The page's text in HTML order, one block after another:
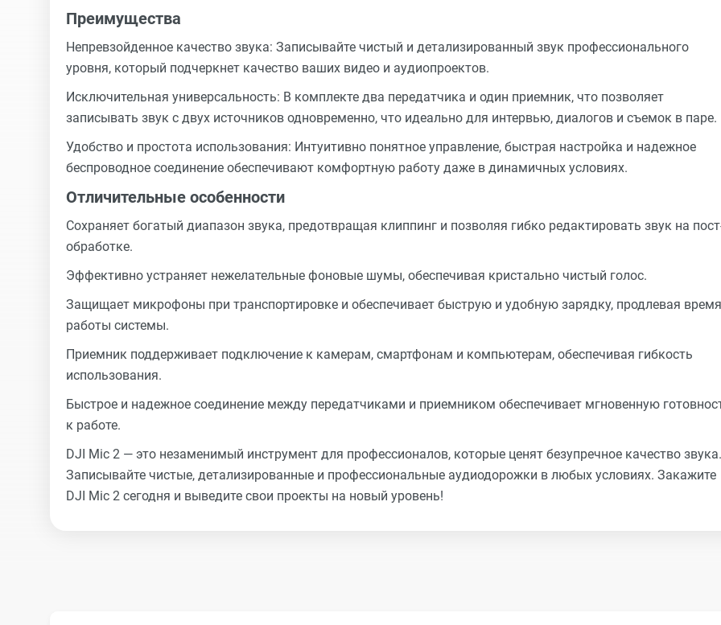
Преимущества
Непревзойденное качество звука: Записывайте чистый и детализированный звук профессионального
уровня, который подчеркнет качество ваших видео и аудиопроектов.
Исключительная универсальность: В комплекте два передатчика и один приемник, что позволяет
записывать звук с двух источников одновременно, что идеально для интервью, диалогов и съемок в паре.
Удобство и простота использования: Интуитивно понятное управление, быстрая настройка и надежное
беспроводное соединение обеспечивают комфортную работу даже в динамичных условиях.
Отличительные особенности
Сохраняет богатый диапазон звука, предотвращая клиппинг и позволяя гибко редактировать звук на
обработке.
Эффективно устраняет нежелательные фоновые шумы, обеспечивая кристально чистый голос.
Защищает микрофоны при транспортировке и обеспечивает быструю и удобную зарядку, продлевая время
работы системы.
Приемник поддерживает подключение к камерам, смартфонам и компьютерам, обеспечивая гибкость
использования.
Быстрое и надежное соединение между передатчиками и приемником обеспечивает мгновенную
к работе.
DJI Mic 2 — это незаменимый инструмент для профессионалов, которые ценят безупречное качество звука.
Записывайте чистые, детализированные и профессиональные аудиодорожки в любых условиях. Закажите
DJI Mic 2 сегодня и выведите свои проекты на новый уровень!